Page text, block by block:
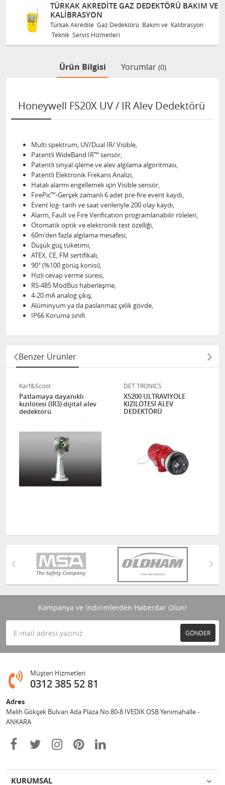
TÜRKAK AKREDITE GAZ DEDEKTÖRÜ BAKIM VE
KALIBRASYON
Türkak Akredite Gaz Dedektörü Bakım ve Kalibrasyon
Teknik Servis Hizmetleri
Ürün Bilgisi Yorumlar (0)
Honeywell FS20X UV / IR Alev Dedektörü
Multi spektrum, UV/Dual IR/ Visible,
Patentli WideBand IR™ sensör,
Patentli sinyal işleme ve alev algılama algoritması,
Patentli Elektronik Frekans Analizi,
Hatalı alarmı engellemek için Visible sensör,
FirePic™-Gerçek zamanlı 6 adet pre-fire event kaydı,
Event log- tarih ve saat verileriyle 200 olay kaydı,
Alarm, Fault ve Fire Verification programlanabilir röleleri,
Otomatik optik ve elektronik test özelliği,
60m'den fazla algılama mesafesi,
Düşük güç tüketimi,
ATEX, CE, FM sertifikalı,
90° (%100 görüş konisi),
Hızlı cevap verme süresi,
RS-485 ModBus haberleşme,
4-20 mA analog çıkış,
Alüminyum ya da paslanmaz çelik gövde,
IP66 Koruma sınıfı.
Benzer Ürünler
Karf&Scoot
Patlamaya dayanıklı
kızılötesi (IR3) dijital alev
dedektörü
DET TRONICS
X5200 ULTRAVİYOLE
KIZILÖTESİ ALEV
DEDEKTÖRÜ
Kampanya ve İndirimlerden Haberdar Olun!
GÖNDER
Müşteri Hizmetleri
0312 385 52 81
Adres
Melih Gökçek Bulvarı Ada Plaza No:80-8 İVEDİK OSB Yenimahalle -
ANKARA
KURUMSAL